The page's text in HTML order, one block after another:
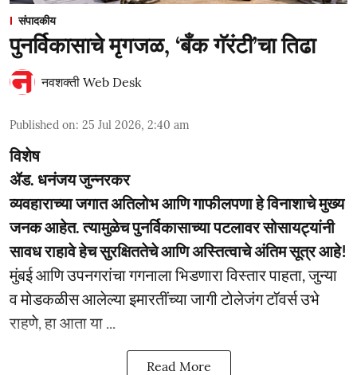
संपादकीय
पुनर्विकासाचे मृगजळ, ‘बँक गॅरंटी’चा तिढा
नवशक्ती Web Desk
Published on: 25 Jul 2026, 2:40 am
विशेष
ॲड. धनंजय जुन्नरकर
व्यवहाराच्या जगात अतिलोभ आणि गाफीलपणा हे विनाशाचे मुख्य
जनक आहेत. त्यामुळेच पुनर्विकासाच्या पटलावर सोसायट्यांनी
सावध राहावे हेच सुरक्षिततेचे आणि अस्तित्वाचे अंतिम सूत्र आहे!
मुंबई आणि उपनगरांचा गगनाला भिडणारा विस्तार पाहता, जुन्या
व मोडकळीस आलेल्या इमारतींच्या जागी टोलेजंग टॉवर्स उभे
राहणे, हा आता या ...
Read More